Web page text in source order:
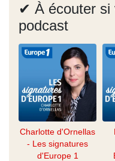
✔ À écouter si
podcast
Charlotte d'Ornellas
- Les signatures
d'Europe 1